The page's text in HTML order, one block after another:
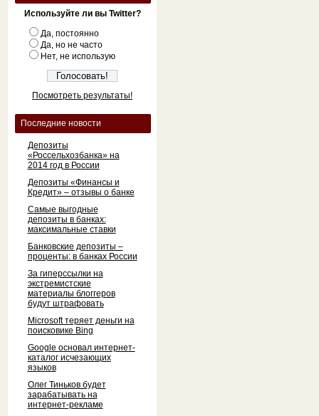
Используйте ли вы Twitter?
Да, постоянно
Да, но не часто
Нет, не использую
Посмотреть результаты!
Последние новости
Депозиты
«Россельхозбанка» на
2014 год в России
Депозиты «Финансы и
Кредит» – отзывы о банке
Самые выгодные
депозиты в банках:
максимальные ставки
Банковские депозиты –
проценты: в банках России
За гиперссылки на
экстремистские
материалы блоггеров
будут штрафовать
Microsoft теряет деньги на
поисковике Bing
Google основал интернет-
каталог исчезающих
языков
Олег Тиньков будет
зарабатывать на
интернет-рекламе